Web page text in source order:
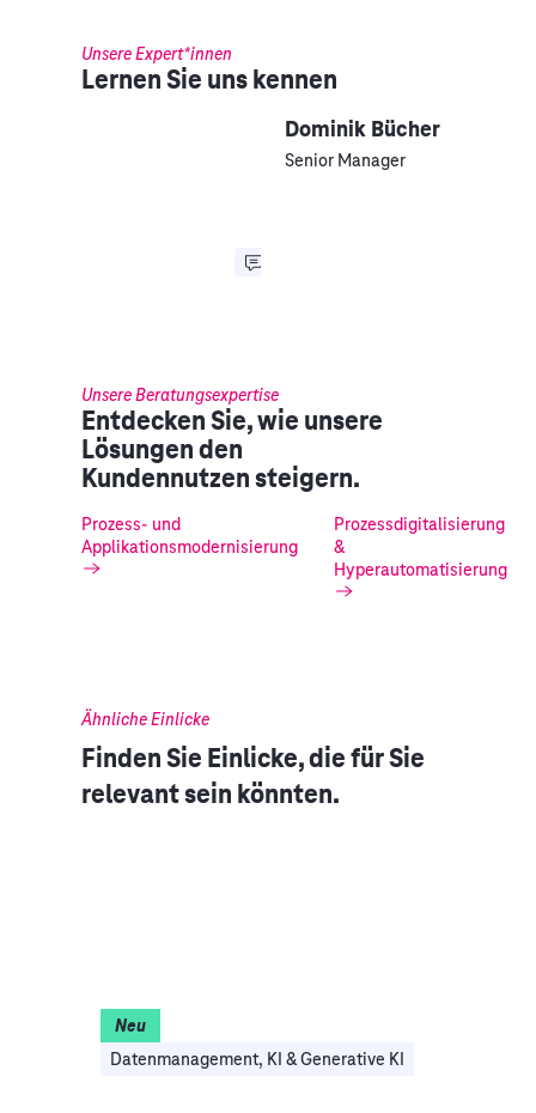
Unsere Expert*innen
Lernen Sie uns kennen
Dominik Bücher
Senior Manager
Unsere Beratungsexpertise
Entdecken Sie, wie unsere
Lösungen den
Kundennutzen steigern.
Prozess- und
Applikationsmodernisierung
Prozessdigitalisierung
&
Hyperautomatisierung
Ähnliche Einlicke
Finden Sie Einlicke, die für Sie
relevant sein könnten.
Datenmanagement, KI & Generative KI
Neu